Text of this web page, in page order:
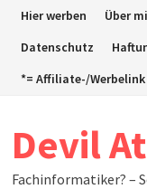
ZumHier werben Über
Datenschutz
*= Affiliate-/Werbelink
Devil
Fachinformatiker? –